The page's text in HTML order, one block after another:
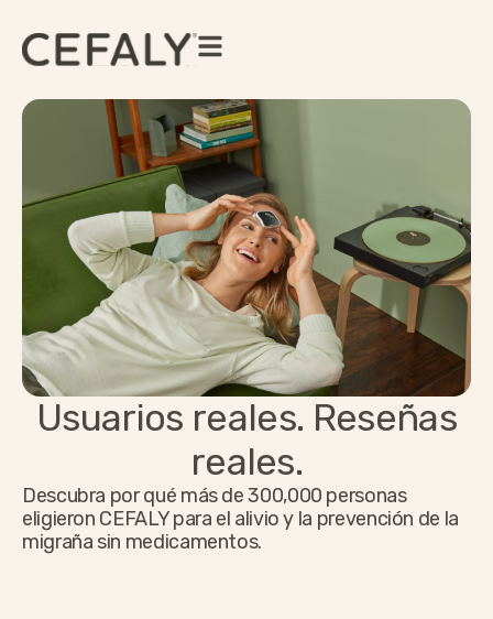
Usuarios reales. Reseñas
reales.
Descubra por qué más de 300,000 personas
eligieron CEFALY para el alivio y la prevención de la
migraña sin medicamentos.